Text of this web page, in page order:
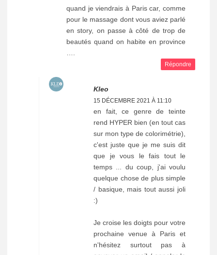
quand je viendrais à Paris car, comme
pour le massage dont vous aviez parlé
en story, on passe à côté de trop de
beautés quand on habite en province
Répondre
Kleo
15 DÉCEMBRE 2021 À 11:10
en fait, ce genre de teinte
rend HYPER bien (en tout cas
sur mon type de colorimétrie),
c'est juste que je me suis dit
que je vous le fais tout le
temps ... du coup, j'ai voulu
quelque chose de plus simple
/ basique, mais tout aussi joli
:)
Je croise les doigts pour votre
prochaine venue à Paris et
n'hésitez surtout pas à